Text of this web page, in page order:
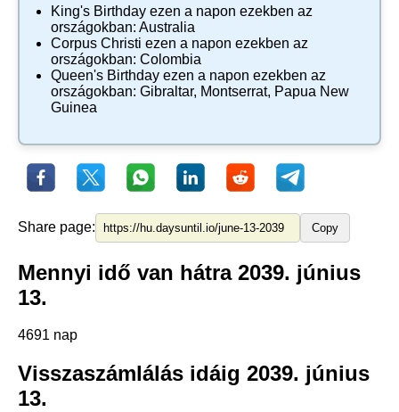
King's Birthday ezen a napon ezekben az
országokban: Australia
Corpus Christi ezen a napon ezekben az
országokban: Colombia
Queen's Birthday ezen a napon ezekben az
országokban: Gibraltar, Montserrat, Papua New
Guinea
Share page: Copy
Mennyi idő van hátra 2039. június
13.
4691 nap
Visszaszámlálás idáig 2039. június
13.